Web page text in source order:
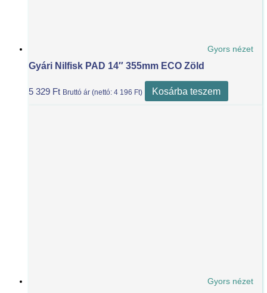
Gyors nézet
Gyári Nilfisk PAD 14″ 355mm ECO Zöld
5 329 Ft Bruttó ár (nettó: 4 196 Ft) Kosárba teszem
Gyors nézet